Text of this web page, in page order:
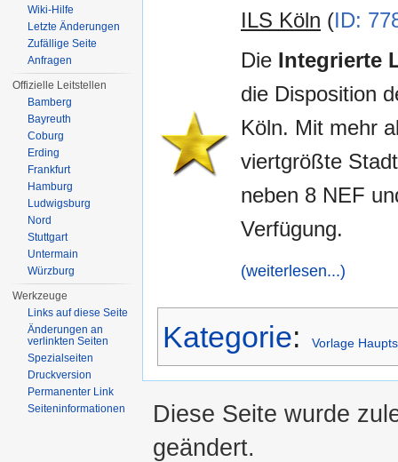
ILS Köln (ID:
Die Integrierte
die Disposition
Köln. Mit mehr
viertgrößte
neben 8 NEF
Verfügung.
(weiterlesen...)
Kategorie: Vorlage
Wiki-Hilfe
Letzte Änderungen
Zufällige Seite
Anfragen
Offizielle Leitstellen
Bamberg
Bayreuth
Coburg
Erding
Frankfurt
Hamburg
Ludwigsburg
Nord
Stuttgart
Untermain
Würzburg
Werkzeuge
Links auf diese Seite
Änderungen an
verlinkten Seiten
Spezialseiten
Druckversion
Permanenter Link
Seiten­informationen
Diese Seite wurde
geändert.